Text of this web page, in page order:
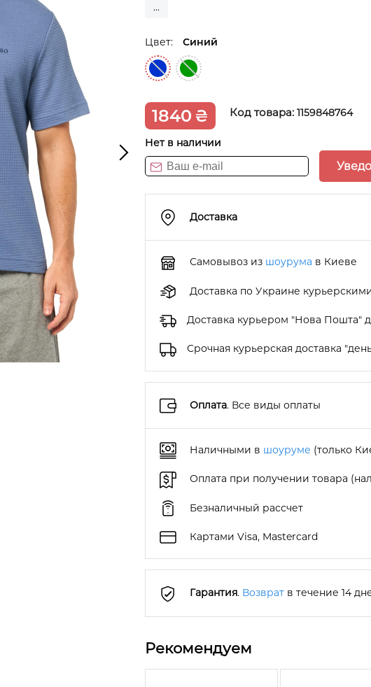
...
Цвет: Синий
1840 ₴ Код товара:1159848764
Нет в наличии
Доставка
Самовывоз из шоурума в Киеве
Доставка по Украине
Доставка курьером "Нова Пошта"
Срочная курьерская доставка
Оплата. Все виды оплаты
Наличными в шоуруме (только
Оплата при получении товара
Безналичный рассчет
Картами Visa, Mastercard
Гарантия. Возврат в течение 14
Рекомендуем